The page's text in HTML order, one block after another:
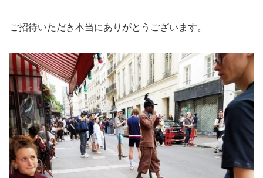
ご招待いただき本当にありがとうございます。